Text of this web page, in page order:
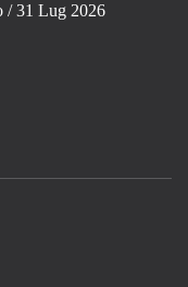
/ 31 Lug 2026